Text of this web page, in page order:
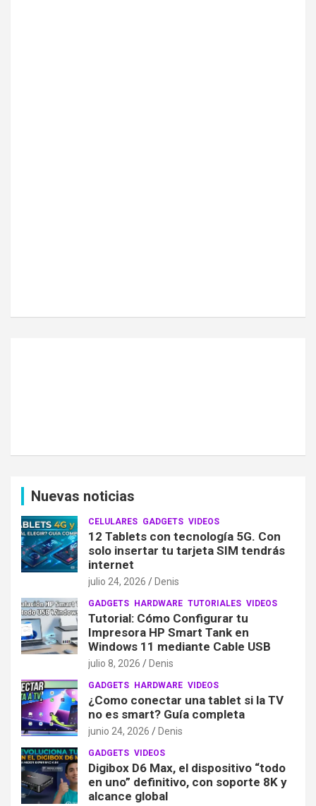
Nuevas noticias
CELULARES GADGETS VIDEOS
12 Tablets con tecnología 5G. Con
solo insertar tu tarjeta SIM tendrás
internet
julio 24, 2026 Denis
GADGETS HARDWARE TUTORIALES VIDEOS
Tutorial: Cómo Configurar tu
Impresora HP Smart Tank en
Windows 11 mediante Cable USB
julio 8, 2026 Denis
GADGETS HARDWARE VIDEOS
¿Como conectar una tablet si la TV
no es smart? Guía completa
junio 24, 2026 Denis
GADGETS VIDEOS
Digibox D6 Max, el dispositivo “todo
en uno” definitivo, con soporte 8K y
alcance global